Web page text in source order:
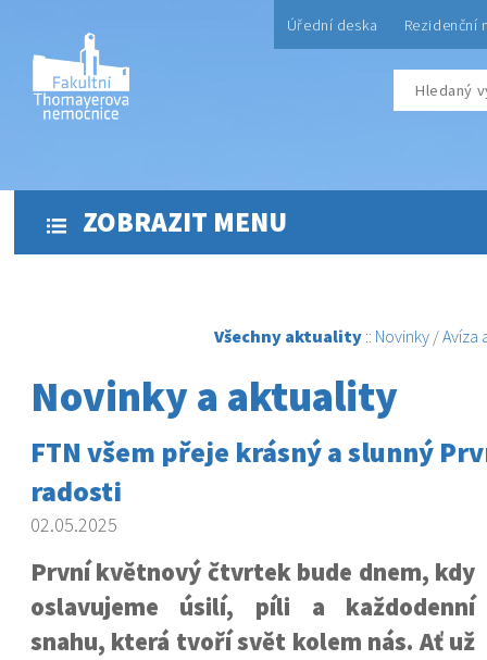
Úřední deska Rezidenční
ZOBRAZIT MENU
Všechny aktuality :: Novinky /Avíza
Novinky a aktuality
FTN všem přeje krásný a slunný
radosti
02.05.2025
První květnový čtvrtek bude dnem, kdy
oslavujeme úsilí, píli a každodenní
snahu, která tvoří svět kolem nás. Ať už